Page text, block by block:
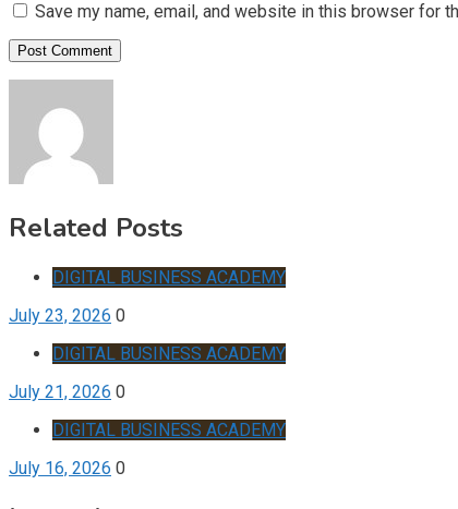
Save my name, email, and website in this browser for
Related Posts
DIGITAL BUSINESS ACADEMY
July 23, 2026 0
DIGITAL BUSINESS ACADEMY
July 21, 2026 0
DIGITAL BUSINESS ACADEMY
July 16, 2026 0